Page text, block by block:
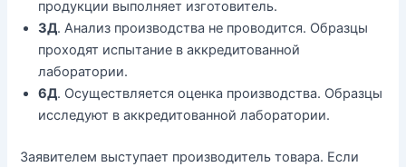
продукции выполняет изготовитель.
3Д. Анализ производства не проводится. Образцы
проходят испытание в аккредитованной
лаборатории.
6Д. Осуществляется оценка производства. Образцы
исследуют в аккредитованной лаборатории.
Заявителем выступает производитель товара. Если